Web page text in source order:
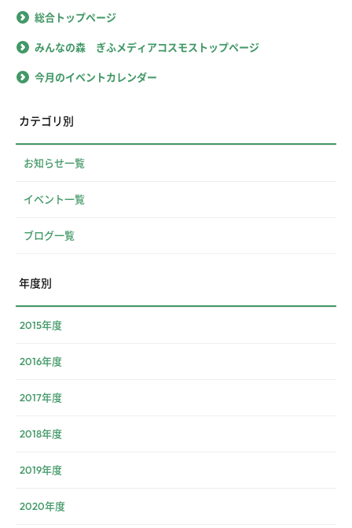
総合トップページ
みんなの森 ぎふメディアコスモストップページ
今月のイベントカレンダー
カテゴリ別
お知らせ一覧
イベント一覧
ブログ一覧
年度別
2015年度
2016年度
2017年度
2018年度
2019年度
2020年度